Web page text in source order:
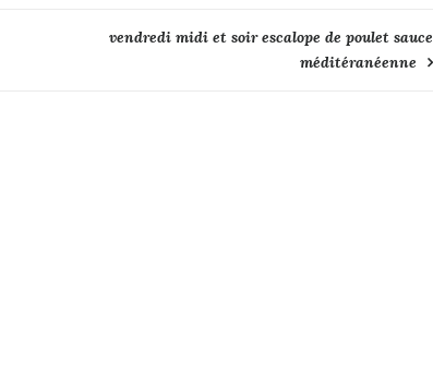
vendredi midi et soir escalope de poulet sauce
méditéranéenne